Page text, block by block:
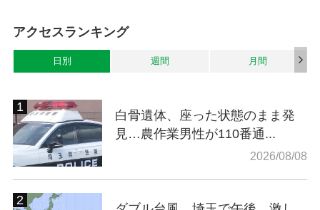
アクセスランキング
日別 週間 月間
白骨遺体、座った状態のまま発
見…農作業男性が110番通...
2026/08/08